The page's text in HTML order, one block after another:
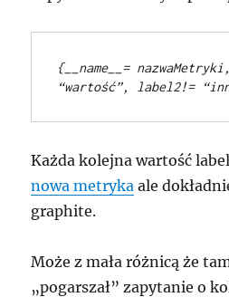
{__name__=
“wartość”, label2!=
Każda kolejna wartość
nowa metryka ale
graphite.
Może z mała różnicą że
„pogarszał” zapytanie o